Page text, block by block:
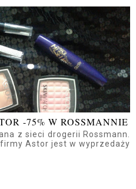
-75% W ROSSMANNIE
z sieci drogerii Rossmann.
Astor jest w wyprzedaży